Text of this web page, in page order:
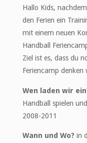
Hallo Kids,
den Ferien ein
mit einem neuen
Handball
Ziel ist es, dass du
Feriencamp denken
Wen laden wir
Handball spielen
2008-2011
Wann und Wo? in